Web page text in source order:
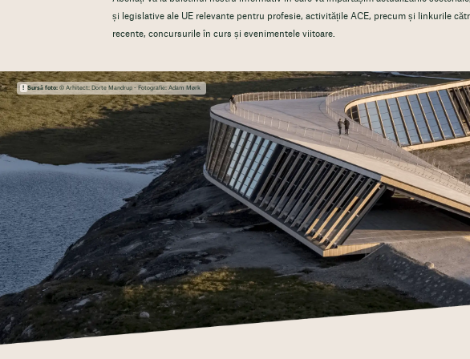
și legislative ale UE relevante pentru profesie, activitățile ACE, precum și linkurile
recente, concursurile în curs și evenimentele viitoare.
Sursă foto:© Arhitect: Dorte Mandrup - Fotografie: Adam Mørk